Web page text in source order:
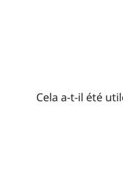
Cela a-t-il été